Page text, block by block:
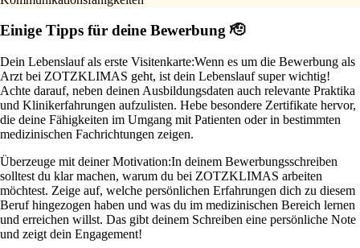
Einige Tipps für deine Bewerbung 🫡
Dein Lebenslauf als erste Visitenkarte:Wenn es um die Bewerbung als
Arzt bei ZOTZKLIMAS geht, ist dein Lebenslauf super wichtig!
Achte darauf, neben deinen Ausbildungsdaten auch relevante Praktika
und Klinikerfahrungen aufzulisten. Hebe besondere Zertifikate hervor,
die deine Fähigkeiten im Umgang mit Patienten oder in bestimmten
medizinischen Fachrichtungen zeigen.
Überzeuge mit deiner Motivation:In deinem Bewerbungsschreiben
solltest du klar machen, warum du bei ZOTZKLIMAS arbeiten
möchtest. Zeige auf, welche persönlichen Erfahrungen dich zu diesem
Beruf hingezogen haben und was du im medizinischen Bereich lernen
und erreichen willst. Das gibt deinem Schreiben eine persönliche Note
und zeigt dein Engagement!